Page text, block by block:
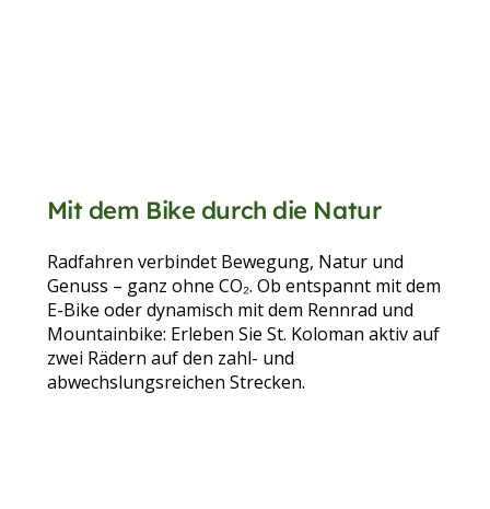
Mit dem Bike durch die Natur
Radfahren verbindet Bewegung, Natur und
Genuss – ganz ohne CO₂. Ob entspannt mit dem
E-Bike oder dynamisch mit dem Rennrad und
Mountainbike: Erleben Sie St. Koloman aktiv auf
zwei Rädern auf den zahl- und
abwechslungsreichen Strecken.